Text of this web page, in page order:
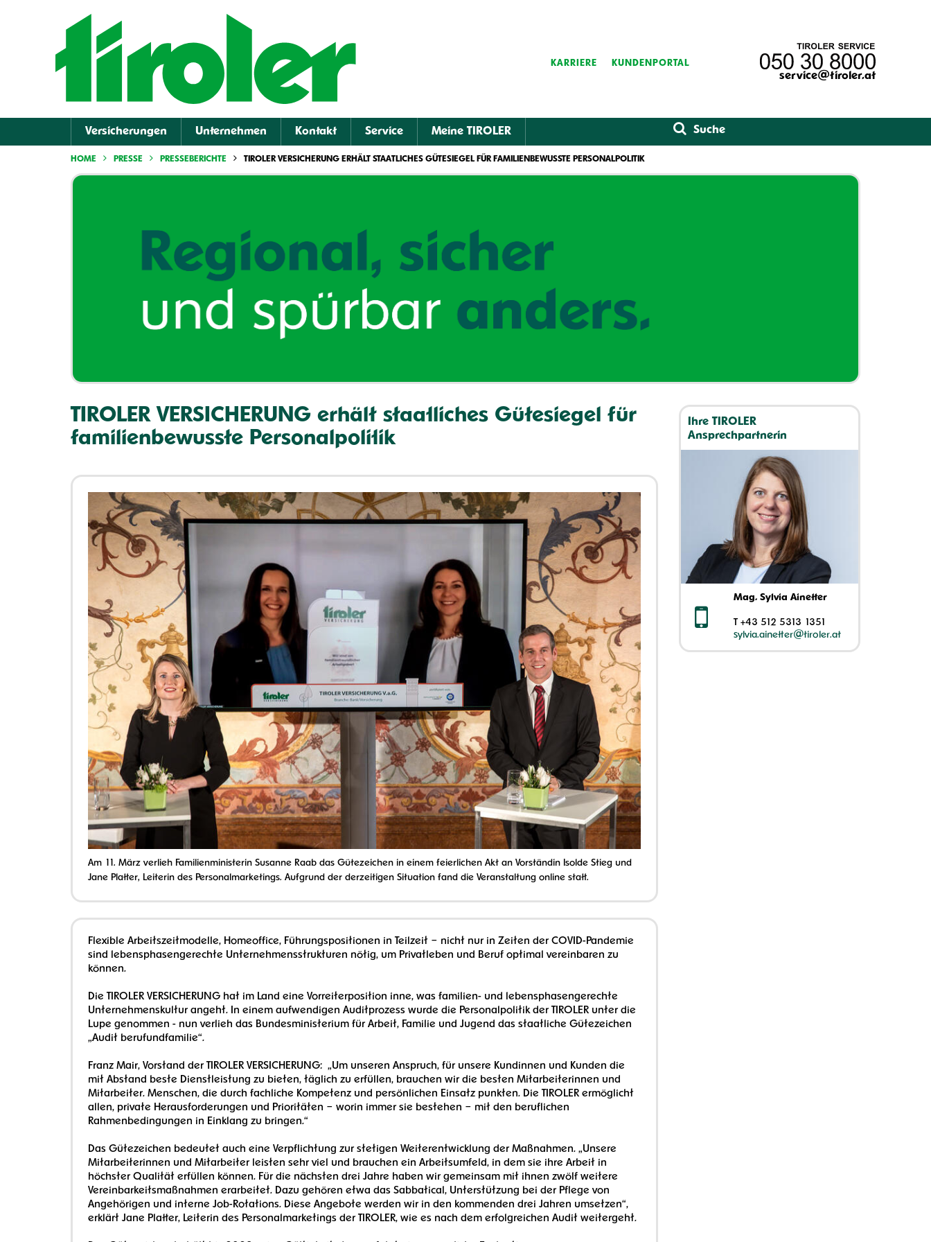
service@tiroler.at
KARRIERE KUNDENPORTAL
Versicherungen Unternehmen Kontakt Service Meine TIROLER
HOME PRESSE PRESSEBERICHTE TIROLER VERSICHERUNG ERHÄLT STAATLICHES GÜTESIEGEL FÜR FAMILIENBEWUSSTE PERSONALPOLITIK
TIROLER VERSICHERUNG erhält staatliches Gütesiegel für
familienbewusste Personalpolitik
Am 11. März verlieh Familienministerin Susanne Raab das Gütezeichen in einem feierlichen Akt an Vorständin Isolde Stieg und
Jane Platter, Leiterin des Personalmarketings. Aufgrund der derzeitigen Situation fand die Veranstaltung online statt.
Flexible Arbeitszeitmodelle, Homeoffice, Führungspositionen in Teilzeit – nicht nur in Zeiten der COVID-Pandemie
sind lebensphasengerechte Unternehmensstrukturen nötig, um Privatleben und Beruf optimal vereinbaren zu
können.
Die TIROLER VERSICHERUNG hat im Land eine Vorreiterposition inne, was familien- und lebensphasengerechte
Unternehmenskultur angeht. In einem aufwendigen Auditprozess wurde die Personalpolitik der TIROLER unter die
Lupe genommen - nun verlieh das Bundesministerium für Arbeit, Familie und Jugend das staatliche Gütezeichen
„Audit berufundfamilie“.
Franz Mair, Vorstand der TIROLER VERSICHERUNG: „Um unseren Anspruch, für unsere Kundinnen und Kunden die
mit Abstand beste Dienstleistung zu bieten, täglich zu erfüllen, brauchen wir die besten Mitarbeiterinnen und
Mitarbeiter. Menschen, die durch fachliche Kompetenz und persönlichen Einsatz punkten. Die TIROLER ermöglicht
allen, private Herausforderungen und Prioritäten – worin immer sie bestehen – mit den beruflichen
Rahmenbedingungen in Einklang zu bringen.“
Das Gütezeichen bedeutet auch eine Verpflichtung zur stetigen Weiterentwicklung der Maßnahmen. „Unsere
Mitarbeiterinnen und Mitarbeiter leisten sehr viel und brauchen ein Arbeitsumfeld, in dem sie ihre Arbeit in
höchster Qualität erfüllen können. Für die nächsten drei Jahre haben wir gemeinsam mit ihnen zwölf weitere
Vereinbarkeitsmaßnahmen erarbeitet. Dazu gehören etwa das Sabbatical, Unterstützung bei der Pflege von
Angehörigen und interne Job-Rotations. Diese Angebote werden wir in den kommenden drei Jahren umsetzen“,
erklärt Jane Platter, Leiterin des Personalmarketings der TIROLER, wie es nach dem erfolgreichen Audit weitergeht.
Ihre TIROLER
Ansprechpartnerin
Mag. Sylvia Ainetter
T +43 512 5313 1351
sylvia.ainetter@tiroler.at